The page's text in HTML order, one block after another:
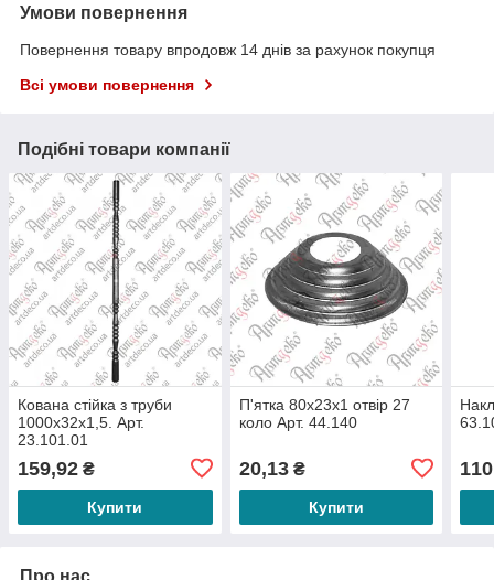
Умови повернення
Повернення товару впродовж 14 днів за рахунок покупця
Всі умови повернення
Подібні товари компанії
Кована стійка з труби
1000х32х1,5. Арт.
23.101.01
159,92 ₴
Купити
П'ятка 80х23х1 отвір 27
коло Арт. 44.140
20,13₴
Купити
Про нас